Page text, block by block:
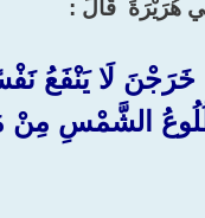
هُرَيْرَةَ ‏ ‏قَالَ :‏
لَا يَنْفَعُ
الشَّمْسِ مِنْ